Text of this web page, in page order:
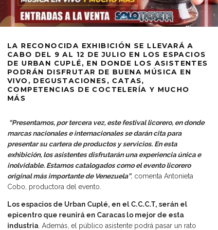
LA RECONOCIDA EXHIBICIÓN SE LLEVARÁ A
CABO DEL 9 AL 12 DE JULIO EN LOS ESPACIOS
DE URBAN CUPLÉ, EN DONDE LOS ASISTENTES
PODRÁN DISFRUTAR DE BUENA MÚSICA EN
VIVO, DEGUSTACIONES, CATAS,
COMPETENCIAS DE COCTELERÍA Y MUCHO
MÁS
“Presentamos, por tercera vez, este festival licorero, en donde
marcas nacionales e internacionales se darán cita para
presentar su cartera de productos y servicios. En esta
exhibición, los asistentes disfrutarán una experiencia única e
inolvidable. Estamos catalogados como el evento licorero
original más importante de Venezuela”, comenta Antonieta
Cobo, productora del evento.
Los espacios de Urban Cuplé, en el C.C.C.T, serán el
epicentro que reunirá en Caracas lo mejor de esta
industria . Además, el público asistente podrá pasar un rato